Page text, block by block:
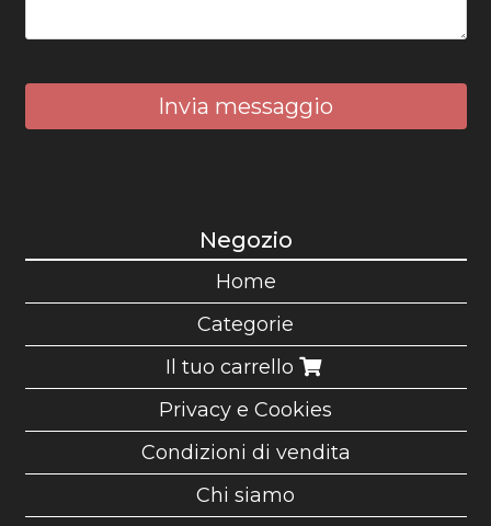
Invia messaggio
Negozio
Home
Categorie
Il tuo carrello
Privacy e Cookies
Condizioni di vendita
Chi siamo